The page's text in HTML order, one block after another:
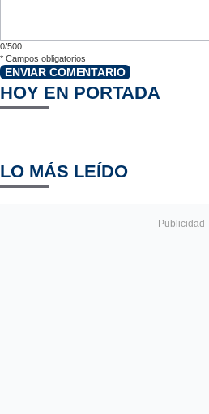
0/500
* Campos obligatorios
ENVIAR COMENTARIO
HOY EN PORTADA
LO MÁS LEÍDO